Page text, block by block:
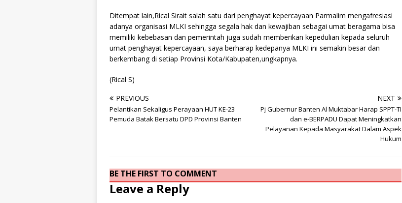
Ditempat lain,Rical Sirait salah satu dari penghayat kepercayaan Parmalim mengafresiasi
adanya organisasi MLKI sehingga segala hak dan kewajiban sebagai umat beragama bisa
memiliki kebebasan dan pemerintah juga sudah memberikan kepedulian kepada seluruh
umat penghayat kepercayaan, saya berharap kedepanya MLKI ini semakin besar dan
berkembang di setiap Provinsi Kota/Kabupaten,ungkapnya.
(Rical S)
PREVIOUS
Pelantikan Sekaligus Perayaan HUT KE-23
Pemuda Batak Bersatu DPD Provinsi Banten
NEXT
Pj Gubernur Banten Al Muktabar Harap SPPT-TI
dan e-BERPADU Dapat Meningkatkan
Pelayanan Kepada Masyarakat Dalam Aspek
Hukum
BE THE FIRST TO COMMENT
Leave a Reply